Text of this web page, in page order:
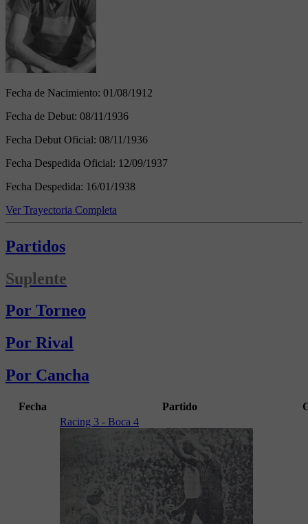
Fecha de Nacimiento: 01/08/1912
Fecha de Debut: 08/11/1936
Fecha Debut Oficial: 08/11/1936
Fecha Despedida Oficial: 12/09/1937
Fecha Despedida: 16/01/1938
Ver Trayectoria Completa
Partidos
Suplente
Por Torneo
Por Rival
Por Cancha
Fecha Partido
Racing 3 - Boca 4